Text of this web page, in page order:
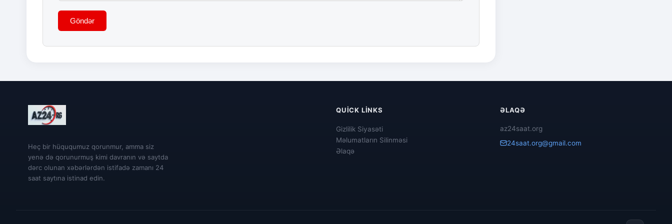
Göndər
Heç bir hüququmuz qorunmur, amma siz
yenə də qorunurmuş kimi davranın və saytda
dərc olunan xəbərlərdən istifadə zamanı 24
saat saytına istinad edin.
QUICK LINKS
Gizlilik Siyasəti
Məlumatların Silinməsi
Əlaqə
ƏLAQƏ
az24saat.org
24saat.org@gmail.com